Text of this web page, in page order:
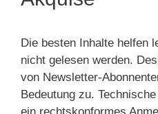
Die besten Inhalte helfen
nicht gelesen werden.
von Newsletter-
Bedeutung zu.